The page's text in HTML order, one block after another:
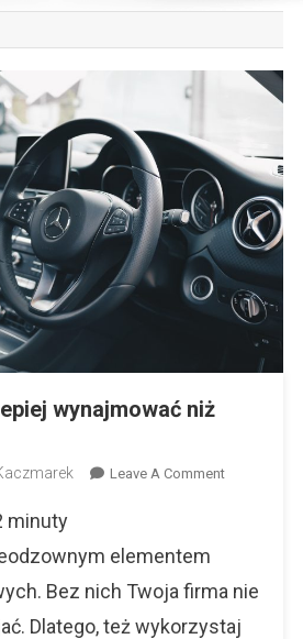
wynajmować niż
Leave A CommentOn
Niż
Kupować
minuty
elementem
Bez nich Twoja firma nie
Dlatego, też wykorzystaj